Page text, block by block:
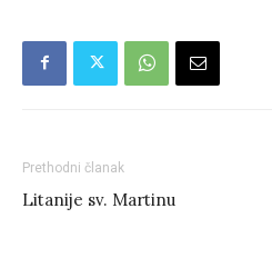
Prethodni članak
Litanije sv. Martinu